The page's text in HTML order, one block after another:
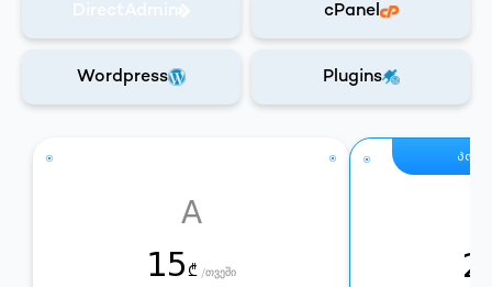
cPanel
Wordpress Plugins
A
15 ₾ /თვეში